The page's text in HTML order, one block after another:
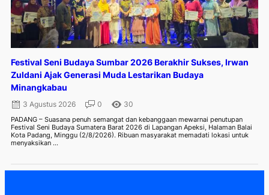
Festival Seni Budaya Sumbar 2026 Berakhir Sukses, Irwan
Zuldani Ajak Generasi Muda Lestarikan Budaya
Minangkabau
3 Agustus 2026 0 30
PADANG – Suasana penuh semangat dan kebanggaan mewarnai penutupan
Festival Seni Budaya Sumatera Barat 2026 di Lapangan Apeksi, Halaman Balai
Kota Padang, Minggu (2/8/2026). Ribuan masyarakat memadati lokasi untuk
menyaksikan ...